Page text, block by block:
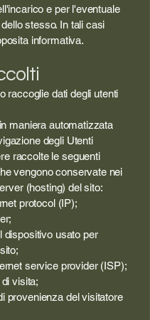
e per l'eventuale
stesso. In tali casi
informativa.
raccoglie dati degli utenti
maniera automatizzata
degli Utenti
raccolte le seguenti
vengono conservate nei
(hosting) del sito:
protocol (IP);
dispositivo usato per
service provider (ISP);
visita;
provenienza del visitatore